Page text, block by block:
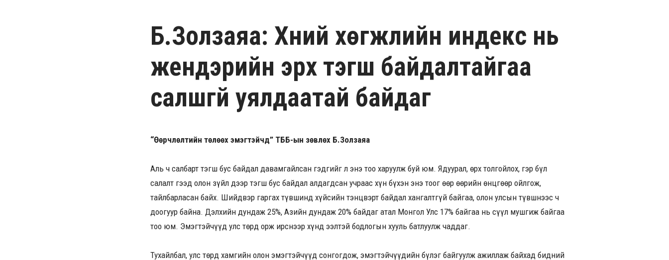
Б.Золзаяа: Хүний хөгжлийн индекс нь
жендэрийн эрх тэгш байдалтайгаа
салшгүй уялдаатай байдаг
“Өөрчлөлтийн төлөөх эмэгтэйчүүд” ТББ-ын зөвлөх Б.Золзаяа
Аль ч салбарт тэгш бус байдал давамгайлсан гэдгийг л энэ тоо харуулж буй юм. Ядуурал, өрх толгойлох, гэр бүл
салалт гээд олон зүйл дээр тэгш бус байдал алдагдсан учраас хүн бүхэн энэ тоог өөр өөрийн өнцгөөр ойлгож,
тайлбарласан байх. Шийдвэр гаргах түвшинд хүйсийн тэнцвэрт байдал хангалтгүй байгаа, олон улсын түвшнээс ч
доогуур байна. Дэлхийн дундаж 25%, Азийн дундаж 20% байдаг атал Монгол Улс 17% байгаа нь сүүл мушгиж байгаа
тоо юм. Эмэгтэйчүүд улс төрд орж ирснээр хүнд ээлтэй бодлогын хууль батлуулж чаддаг.
Тухайлбал, улс төрд хамгийн олон эмэгтэйчүүд сонгогдож, эмэгтэйчүүдийн бүлэг байгуулж ажиллаж байхад бидний